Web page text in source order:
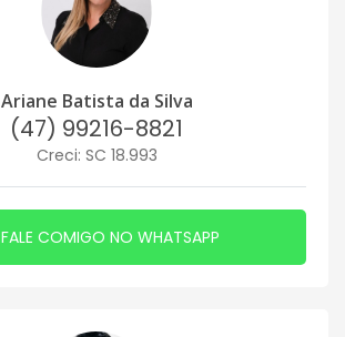
Ariane Batista da Silva
(47) 99216-8821
Creci: SC 18.993
FALE COMIGO NO WHATSAPP